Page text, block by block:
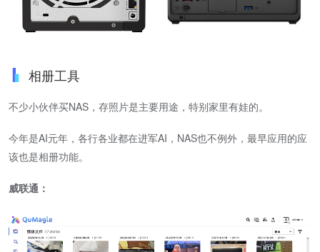
相册工具
不少小伙伴买NAS，存照片是主要用途，特别家里有娃的。
今年是AI元年，各行各业都在进军AI，NAS也不例外，最早应用的应
该也是相册功能。
威联通：